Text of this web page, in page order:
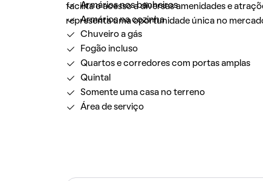
facilita o acesso a diversas amenidades e
representa uma oportunidade única no
Armários nos banheiros
Armários na cozinha
Chuveiro a gás
Fogão incluso
Quartos e corredores com portas amplas
Quintal
Somente uma casa no terreno
Área de serviço